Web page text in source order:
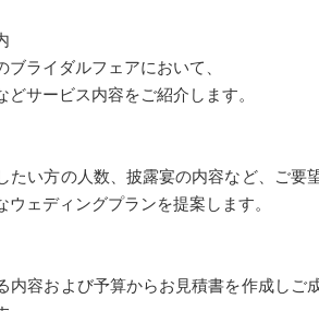
ライダルフェアにおいて、
サービス内容をご紹介します。
たい方の人数、披露宴の内容など、ご要
ェディングプランを提案します。
内容および予算からお見積書を作成しご